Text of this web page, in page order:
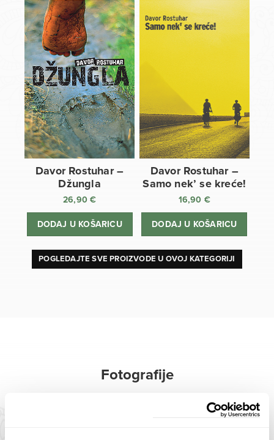
Davor Rostuhar –
Džungla
26,90€
DODAJ U KOŠARICU
Davor Rostuhar –
Samo nek’ se kreće!
16,90 €
DODAJ U KOŠARICU
POGLEDAJTE SVE PROIZVODE U OVOJ KATEGORIJI
Fotografije